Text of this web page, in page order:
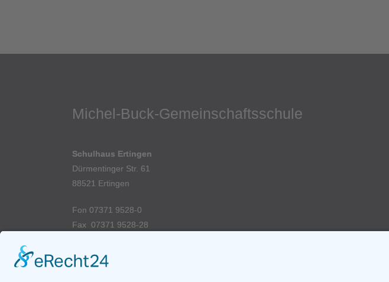
Michel-Buck-Gemeinschaftsschule
Schulhaus Ertingen
Dürmentinger Str. 61
88521 Ertingen
Fon 07371 9528-0
Fax 07371 9528-28